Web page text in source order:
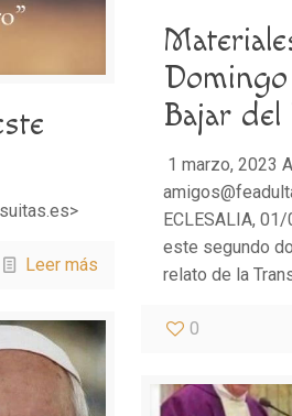
Leer más
Bajar del
1 marzo, 2023
ECLESALIA,
este segundo
relato de la
0